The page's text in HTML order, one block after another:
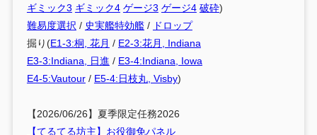
ギミック3 ギミック4 ゲージ3 ゲージ4 破砕)
難易度選択 / 史実艦特効艦/ ドロップ
掘り(E1-3:桐, 花月 / E2-3:花月, Indiana
E3-3:Indiana, 日進 / E3-4:Indiana, Iowa
E4-5:Vautour/ E5-4:日枝丸, Visby)
【2026/06/26】夏季限定任務2026
【てるてる坊主】お役御免パネル